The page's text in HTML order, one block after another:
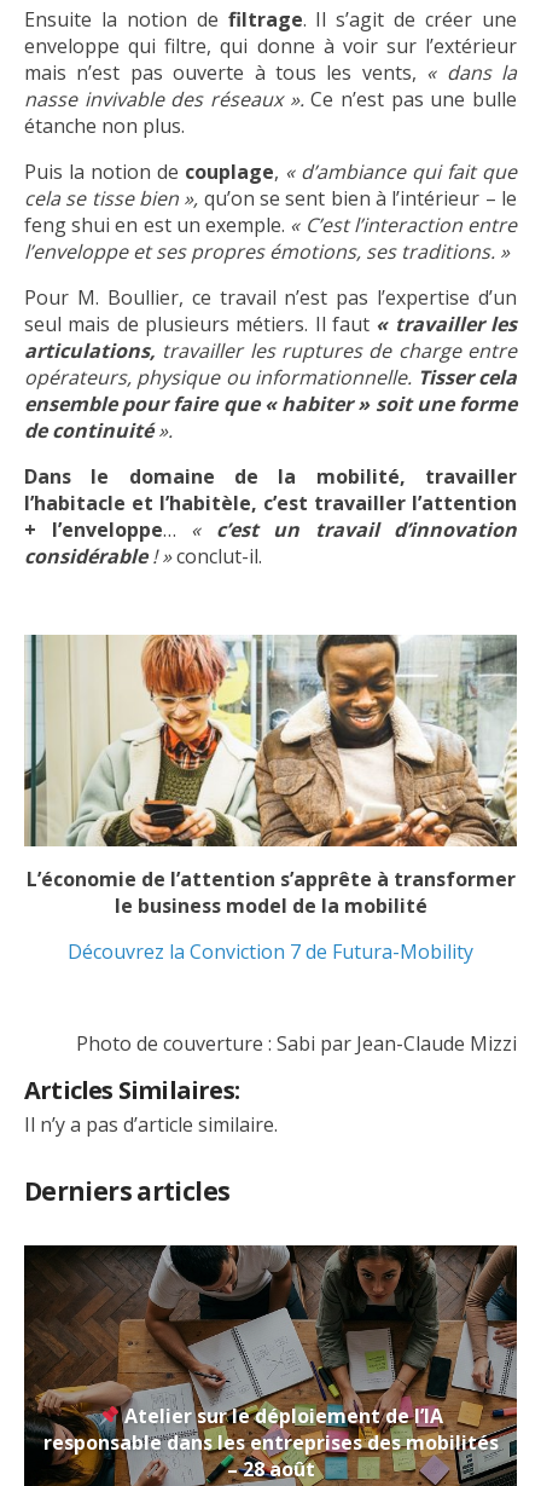
Ensuite la notion de filtrage. Il s’agit de créer une
enveloppe qui filtre, qui donne à voir sur l’extérieur
mais n’est pas ouverte à tous les vents, « dans la
nasse invivable des réseaux ».Ce n’est pas une bulle
étanche non plus.
Puis la notion de couplage, « d’ambiance qui fait que
cela se tisse bien », qu’on se sent bien à l’intérieur – le
feng shui en est un exemple. « C’est l’interaction entre
l’enveloppe et ses propres émotions, ses traditions. »
Pour M. Boullier, ce travail n’est pas l’expertise d’un
seul mais de plusieurs métiers. Il faut « travailler les
articulations, travailler les ruptures de charge entre
opérateurs, physique ou informationnelle. Tisser cela
ensemble pour faire que « habiter » soit une forme
de continuité».
Dans le domaine de la mobilité, travailler
l’habitacle et l’habitèle, c’est travailler l’attention
+ l’enveloppe… « c’est un travail d’innovation
considérable! »conclut-il.
L’économie de l’attention s’apprête à transformer
le business model de la mobilité
Découvrez la Conviction 7 de Futura-Mobility
Photo de couverture : Sabi par Jean-Claude Mizzi
Articles Similaires:
Il n’y a pas d’article similaire.
Derniers articles
Atelier sur le déploiement de l’IA
responsable dans les entreprises des mobilités
– 28 août